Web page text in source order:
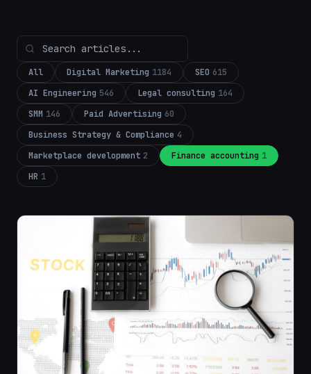
All Digital Marketing 1184 SEO 615
AI Engineering 546 Legal consulting 164
SMM 146 Paid Advertising 60
Business Strategy & Compliance 4
Marketplace development 2 Finance accounting 1
HR 1